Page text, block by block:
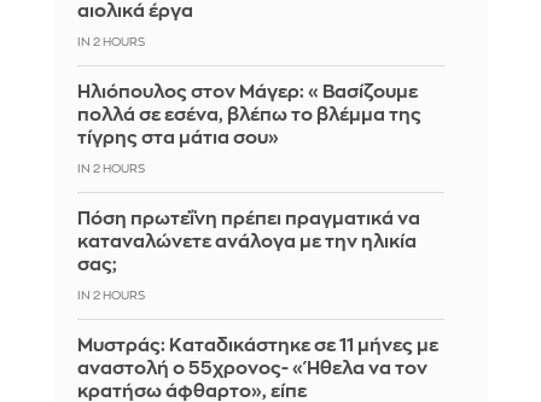
αιολικά έργα
IN 2 HOURS
Ηλιόπουλος στον Μάγερ: «Βασίζουμε
πολλά σε εσένα, βλέπω το βλέμμα της
τίγρης στα μάτια σου»
IN 2 HOURS
Πόση πρωτεΐνη πρέπει πραγματικά να
καταναλώνετε ανάλογα με την ηλικία
σας;
IN 2 HOURS
Μυστράς: Καταδικάστηκε σε 11 μήνες με
αναστολή ο 55χρονος- «Ήθελα να τον
κρατήσω άφθαρτο», είπε